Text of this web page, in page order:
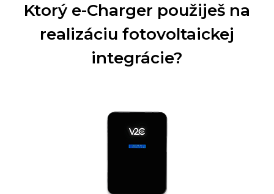
Ktorý e-Charger použiješ na
realizáciu fotovoltaickej
integrácie?